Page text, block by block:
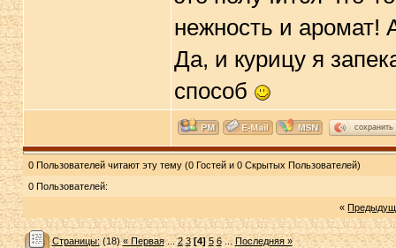
нежность и аромат!
Да, и курицу я
способ
сохранить
0 Пользователей читают эту тему (0 Гостей и 0 Скрытых Пользователей)
0 Пользователей:
«
Страницы:(18)« Первая...2 3 [4] 5 6...Последняя »